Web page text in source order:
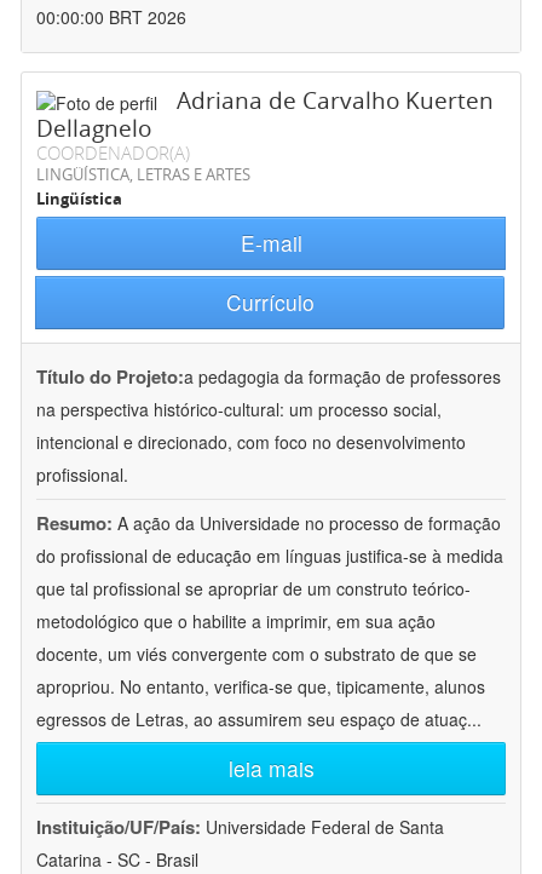
00:00:00 BRT 2026
Adriana de Carvalho Kuerten
Dellagnelo
COORDENADOR(A)
LINGÜÍSTICA, LETRAS E ARTES
Lingüística
E-mail
Currículo
Título do Projeto:a pedagogia da formação de professores
na perspectiva histórico-cultural: um processo social,
intencional e direcionado, com foco no desenvolvimento
profissional.
Resumo: A ação da Universidade no processo de formação
do profissional de educação em línguas justifica-se à medida
que tal profissional se apropriar de um construto teórico-
metodológico que o habilite a imprimir, em sua ação
docente, um viés convergente com o substrato de que se
apropriou. No entanto, verifica-se que, tipicamente, alunos
egressos de Letras, ao assumirem seu espaço de atuaç...
leia mais
Instituição/UF/País: Universidade Federal de Santa
Catarina - SC - Brasil